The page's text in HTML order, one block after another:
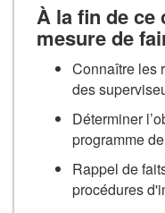
À la fin de ce
mesure de
Connaître les
des
Déterminer
programme
Rappel de
procédures